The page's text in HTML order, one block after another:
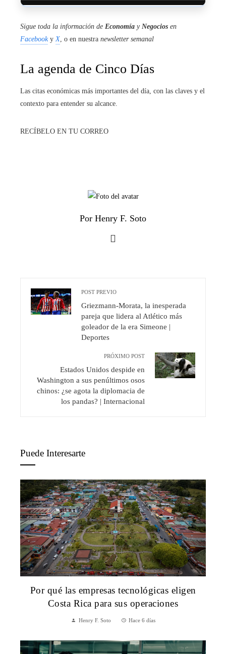
Sigue toda la información de Economía y Negocios en
Facebooky X , o en nuestra newsletter semanal
La agenda de Cinco Días
Las citas económicas más importantes del día, con las claves y el
contexto para entender su alcance.
RECÍBELO EN TU CORREO
Por Henry F. Soto
POST PREVIO
Griezmann-Morata, la inesperada
pareja que lidera al Atlético más
goleador de la era Simeone |
Deportes
PRÓXIMO POST
Estados Unidos despide en
Washington a sus penúltimos osos
chinos: ¿se agota la diplomacia de
los pandas? | Internacional
Puede Interesarte
Por qué las empresas tecnológicas eligen
Costa Rica para sus operaciones
Henry F. Soto Hace 6 días